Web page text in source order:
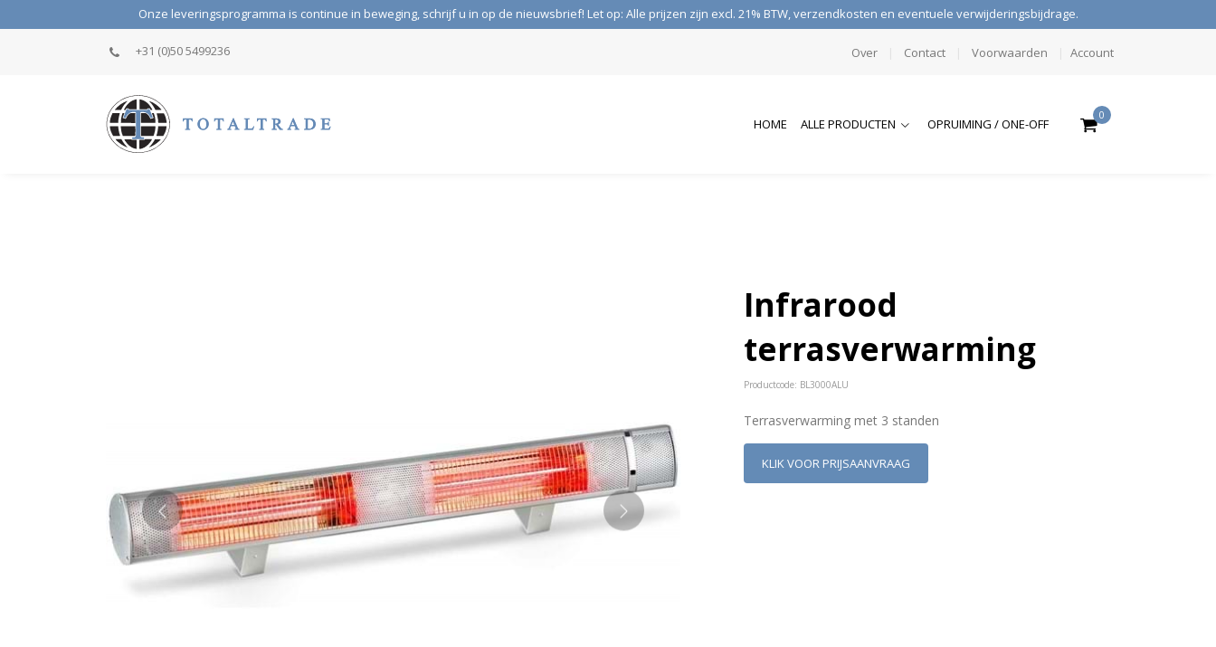
Onze leveringsprogramma is continue in beweging, schrijf u in op de nieuwsbrief! Let op: Alle prijzen zijn excl. 21% BTW, verzendkosten en eventuele verwijderingsbijdrage.
+31 (0)50 5499236 Over Contact Voorwaarden Account
HOME ALLE PRODUCTEN OPRUIMING / ONE-OFF
0
Infrarood
terrasverwarming
Productcode: BL3000ALU
Terrasverwarming met 3 standen
KLIK VOOR PRIJSAANVRAAG